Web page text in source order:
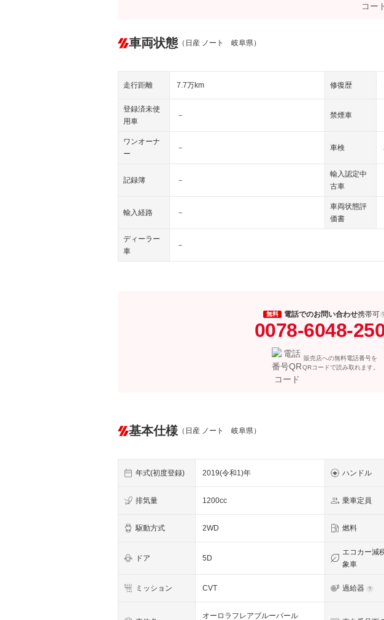
車両状態 （日産 ノート 岐阜県）
走行距離 7.7万km 修復歴
登録済未使
用車
－ 禁煙車
ワンオーナ
ー
－ 車検
記録簿 －
輸入認定中
古車
輸入経路 －
車両状態評
価書
ディーラー
車
－
無料 電話でのお問い合わせ携帯可
0078-6048-
販売店への無料電話番号を
QRコードで読み取れます。
基本仕様 （日産 ノート 岐阜県）
年式(初度登録) 2019(令和1)年 ハンドル
排気量 1200cc 乗車定員
駆動方式 2WD 燃料
ドア 5D
エコカー減
象車
ミッション CVT 過給器
オーロラフレアブルーパール